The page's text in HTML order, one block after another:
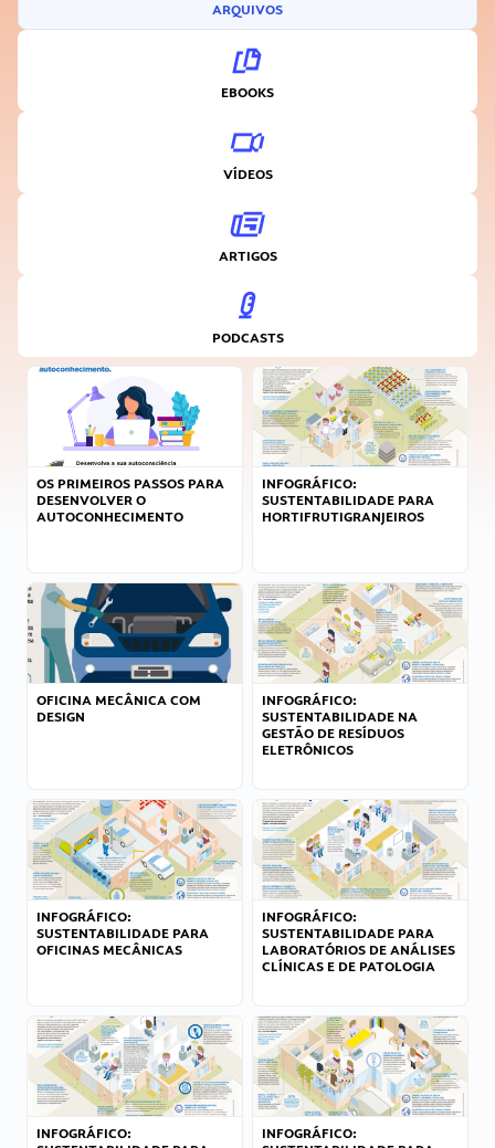
ARQUIVOS
EBOOKS
VÍDEOS
ARTIGOS
PODCASTS
OS PRIMEIROS PASSOS PARA
DESENVOLVER O
AUTOCONHECIMENTO
INFOGRÁFICO:
SUSTENTABILIDADE PARA
HORTIFRUTIGRANJEIROS
OFICINA MECÂNICA COM
DESIGN
INFOGRÁFICO:
SUSTENTABILIDADE NA
GESTÃO DE RESÍDUOS
ELETRÔNICOS
INFOGRÁFICO:
SUSTENTABILIDADE PARA
OFICINAS MECÂNICAS
INFOGRÁFICO:
SUSTENTABILIDADE PARA
LABORATÓRIOS DE ANÁLISES
CLÍNICAS E DE PATOLOGIA
INFOGRÁFICO:
INFOGRÁFICO: